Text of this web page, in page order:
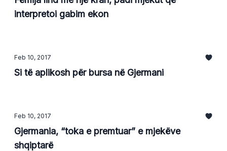
interpretoi gabim ekon
Feb 10, 2017
Si të aplikosh për bursa në Gjermani
Feb 10, 2017
Gjermania, “toka e premtuar” e mjekëve
shqiptarë